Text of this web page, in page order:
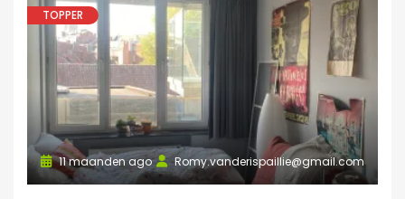
TOPPER
Romy.vanderispaillie@gmail.com
11 maanden ago